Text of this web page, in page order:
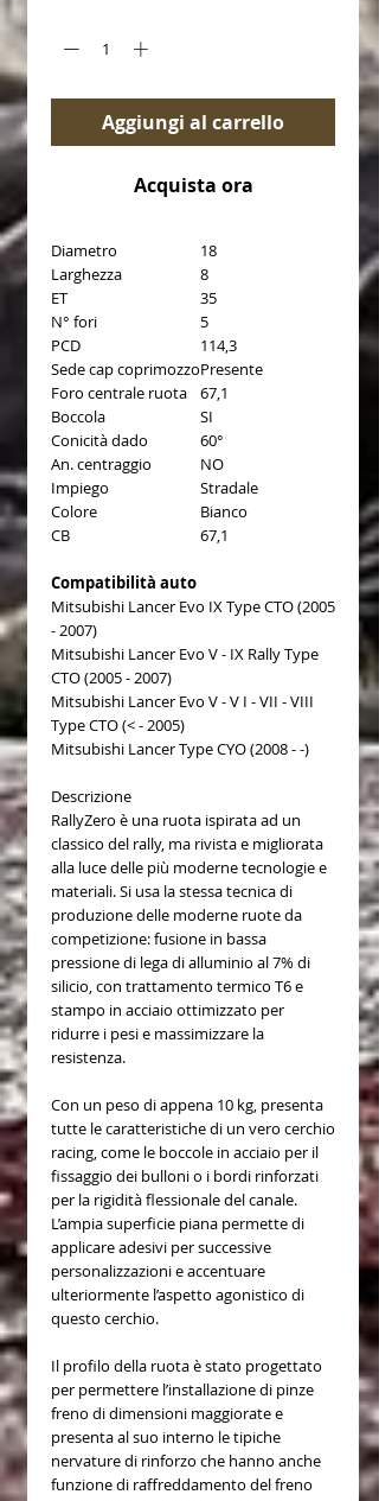
Aggiungi al carrello
Acquista ora
Diametro
18
Larghezza
8
ET
35
N° fori
5
PCD
114,3
Sede cap coprimozzoPresente
Foro centrale ruota
67,1
Boccola
SI
Conicità dado
60°
An. centraggio
NO
Impiego
Stradale
Colore
Bianco
CB
67,1
Compatibilità auto
Mitsubishi Lancer Evo IX Type CTO (2005
- 2007)
Mitsubishi Lancer Evo V - IX Rally Type
CTO (2005 - 2007)
Mitsubishi Lancer Evo V - V I - VII - VIII
Type CTO (< - 2005)
Mitsubishi Lancer Type CYO (2008 - -)
Descrizione
RallyZero è una ruota ispirata ad un
classico del rally, ma rivista e migliorata
alla luce delle più moderne tecnologie e
materiali. Si usa la stessa tecnica di
produzione delle moderne ruote da
competizione: fusione in bassa
pressione di lega di alluminio al 7% di
silicio, con trattamento termico T6 e
stampo in acciaio ottimizzato per
ridurre i pesi e massimizzare la
resistenza.
Con un peso di appena 10 kg, presenta
tutte le caratteristiche di un vero cerchio
racing, come le boccole in acciaio per il
fissaggio dei bulloni o i bordi rinforzati
per la rigidità flessionale del canale.
L’ampia superficie piana permette di
applicare adesivi per successive
personalizzazioni e accentuare
ulteriormente l’aspetto agonistico di
questo cerchio.
Il profilo della ruota è stato progettato
per permettere l’installazione di pinze
freno di dimensioni maggiorate e
presenta al suo interno le tipiche
nervature di rinforzo che hanno anche
funzione di raffreddamento del freno